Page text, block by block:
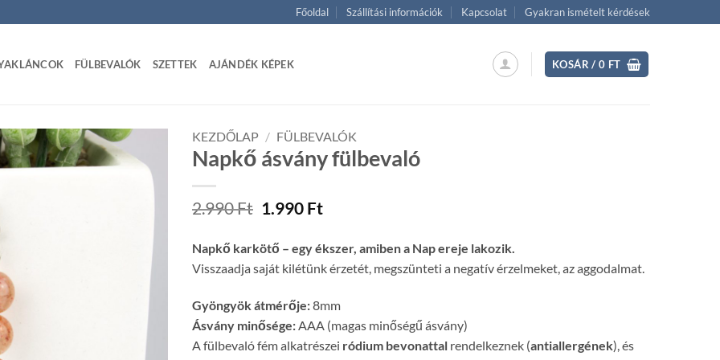
Főoldal Szállítási információk Kapcsolat Gyakran ismételt kérdések
FÜLBEVALÓK SZETTEK AJÁNDÉK KÉPEK KOSÁR /0 FT
KEZDŐLAP / FÜLBEVALÓK
Napkő ásvány fülbevaló
2.990Ft Original
was:
2.990 Ft.
1.990 FtCurrent
is:
1.990 Ft.
Napkő karkötő – egy ékszer, amiben a Nap ereje lakozik.
Visszaadja saját kilétünk érzetét, megszünteti a negatív érzelmeket, az aggodalmat.
Gyöngyök átmérője:8mm
Ásvány minősége:AAA (magas minőségű ásvány)
A fülbevaló fém alkatrészei ródium bevonattal rendelkeznek (antiallergének), és